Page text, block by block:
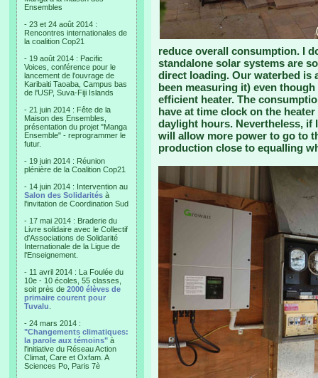
Ensembles
- 23 et 24 août 2014 :
Rencontres internationales de
la coalition Cop21
- 19 août 2014 : Pacific
Voices, conférence pour le
lancement de l'ouvrage de
Karibaiti Taoaba, Campus bas
de l'USP, Suva-Fiji Islands
- 21 juin 2014 : Fête de la
Maison des Ensembles,
présentation du projet "Manga
Ensemble" - reprogrammer le
futur.
- 19 juin 2014 : Réunion
plénière de la Coalition Cop21
- 14 juin 2014 : Intervention au
Salon des Solidarités à
l'invitation de Coordination Sud
- 17 mai 2014 : Braderie du
Livre solidaire avec le Collectif
d'Associations de Solidarité
Internationale de la Ligue de
l'Enseignement.
- 11 avril 2014 : La Foulée du
10e - 10 écoles, 55 classes,
soit près de 2000 élèves de
primaire courent pour
Tuvalu
- 24 mars 2014 :
"Changements climatiques:
la parole aux témoins" à
l'initiative du Réseau Action
Climat, Care et Oxfam. A
Sciences Po, Paris 7è
reduce overall consumption. I
standalone solar systems are
direct loading. Our waterbed is
been measuring it) even
efficient heater. The
have at time clock on the
daylight hours. Nevertheless, if
will allow more power to go to
production close to equalling